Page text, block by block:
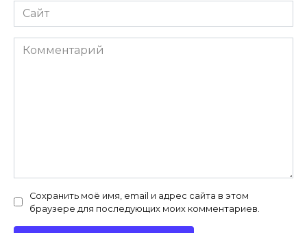
Сайт
Комментарий
Сохранить моё имя, email и адрес сайта в этом
браузере для последующих моих комментариев.